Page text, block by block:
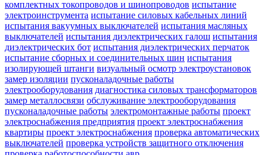
комплектных токопроводов и шинопроводов испытание
электроинструмента испытание силовых кабельных линий
испытания вакуумных выключателей испытания масляных
выключателей испытания диэлектрических галош испытания
диэлектрических бот испытания диэлектрических перчаток
испытание сборных и соединительных шин испытания
изолирующей штанги визуальный осмотр электроустановок
замер изоляции пусконаладочные работы
электрооборудования диагностика силовых трансформаторов
замер металлосвязи обслуживание электрооборудования
пусконаладочные работы электромонтажные работы проект
электроснабжения предприятия проект электроснабжения
квартиры проект электроснабжения проверка автоматических
выключателей проверка устройств защитного отключения